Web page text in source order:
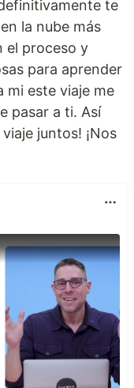
te
la nube más
el proceso y
para aprender
mi este viaje me
pasar a ti. Así
juntos! ¡Nos